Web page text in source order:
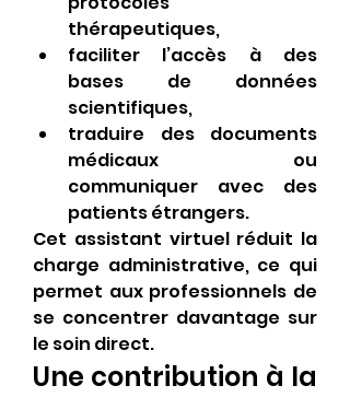
thérapeutiques,
faciliter l’accès à des
bases de données
scientifiques,
traduire des documents
médicaux ou
communiquer avec des
patients étrangers.
Cet assistant virtuel réduit la
charge administrative, ce qui
permet aux professionnels de
se concentrer davantage sur
le soin direct.
Une contribution à la